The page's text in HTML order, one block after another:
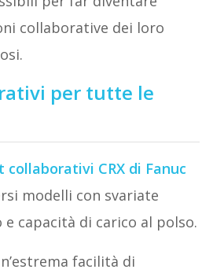
collaborative dei loro
per tutte le
CRX di Fanuc
modelli con svariate
capacità di carico al polso.
facilità di